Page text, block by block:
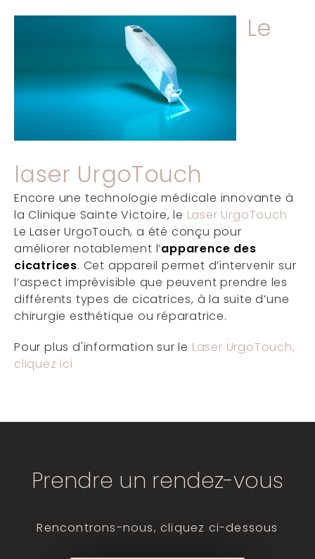
Le
laser UrgoTouch
Encore une technologie médicale innovante à
la Clinique Sainte Victoire, le Laser UrgoTouch
Le Laser UrgoTouch, a été conçu pour
améliorer notablement l’apparence des
cicatrices. Cet appareil permet d’intervenir sur
l’aspect imprévisible que peuvent prendre les
différents types de cicatrices, à la suite d’une
chirurgie esthétique ou réparatrice.
Pour plus d'information sur le Laser UrgoTouch,
cliquez ici
Prendre un rendez-vous
Rencontrons-nous, cliquez ci-dessous